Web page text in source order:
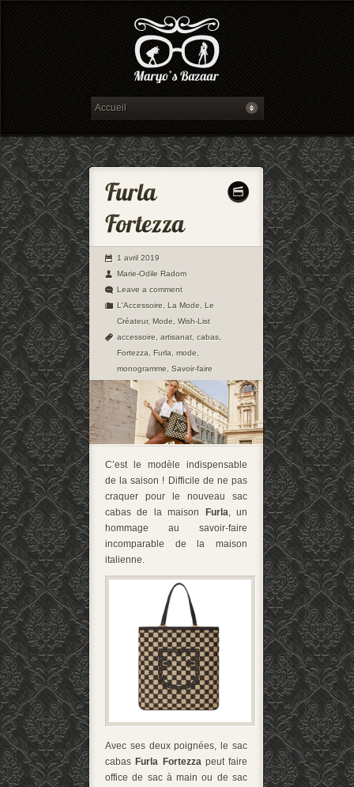
1 avril 2019
Marie-Odile Radom
Leave a comment
L'Accessoire
La Mode
Le
Créateur, Mode
Wish-List
accessoire
artisanat cabas
Fortezza Furla mode
monogramme
Savoir-faire
C’est le modèle indispensable
de la saison ! Difficile de ne pas
craquer pour le nouveau sac
cabas de la maison
Furla, un
hommage au savoir-faire
incomparable de la maison
italienne.
Avec ses deux poignées, le sac
cabas Furla Fortezzapeut faire
office de sac à main ou de sac